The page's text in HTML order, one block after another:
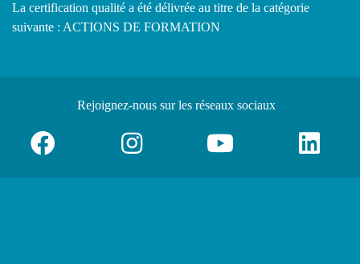
La certification qualité a été délivrée au titre de la catégorie
suivante : ACTIONS DE FORMATION
Rejoignez-nous sur les réseaux sociaux